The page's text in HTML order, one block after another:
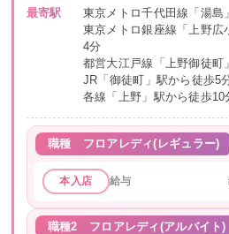
最寄駅
東京メトロ千代田線「湯島
東京メトロ銀座線「上野
4分
都営大江戸線「上野御徒
JR「御徒町」駅から徒歩5
各線「上野」駅から徒歩10
職種 フロアレディ(レギュラー)
本入店 給与
職種2 フロアレディ(アルバイト)